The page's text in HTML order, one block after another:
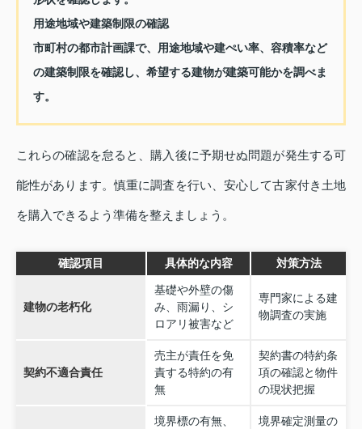
用途地域や建築制限の確認
市町村の都市計画課で、用途地域や建ぺい率、容積率など
の建築制限を確認し、希望する建物が建築可能かを調べま
す。
これらの確認を怠ると、購入後に予期せぬ問題が発生する可
能性があります。慎重に調査を行い、安心して古家付き土地
を購入できるよう準備を整えましょう。
確認項目 具体的な内容 対策方法
建物の老朽化
基礎や外壁の傷
み、雨漏り、シ
ロアリ被害など
専門家による建
物調査の実施
契約不適合責任
売主が責任を免
責する特約の有
無
契約書の特約条
項の確認と物件
の現状把握
境界標の有無、
境界確定測量の